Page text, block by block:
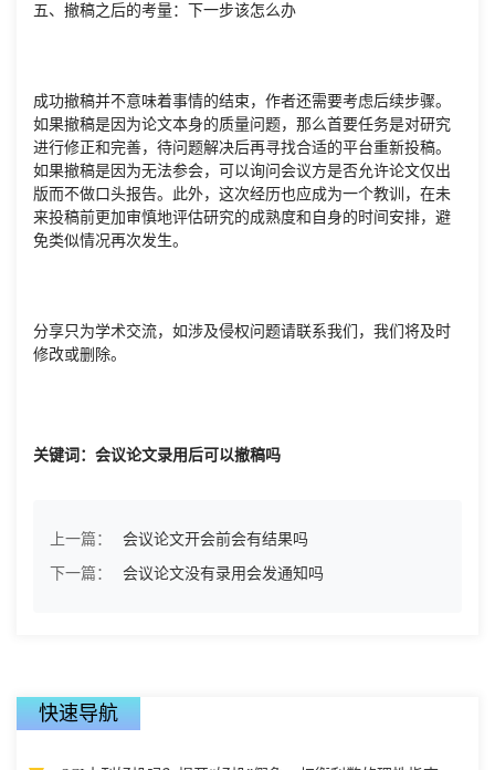
五、撤稿之后的考量：下一步该怎么办
成功撤稿并不意味着事情的结束，作者还需要考虑后续步骤。
如果撤稿是因为论文本身的质量问题，那么首要任务是对研究
进行修正和完善，待问题解决后再寻找合适的平台重新投稿。
如果撤稿是因为无法参会，可以询问会议方是否允许论文仅出
版而不做口头报告。此外，这次经历也应成为一个教训，在未
来投稿前更加审慎地评估研究的成熟度和自身的时间安排，避
免类似情况再次发生。
分享只为学术交流，如涉及侵权问题请联系我们，我们将及时
修改或删除。
关键词：会议论文录用后可以撤稿吗
上一篇：
会议论文开会前会有结果吗
下一篇：
会议论文没有录用会发通知吗
快速导航